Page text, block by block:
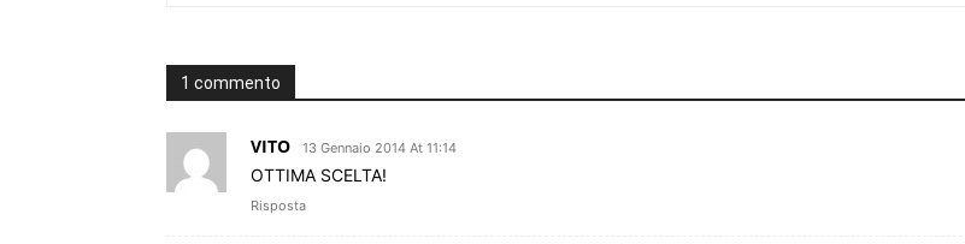
1 commento
VITO 13 Gennaio 2014 At 11:14
OTTIMA SCELTA!
Risposta